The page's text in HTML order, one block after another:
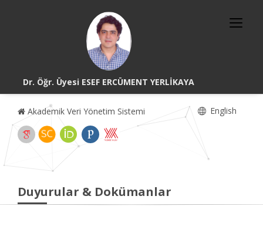
Dr. Öğr. Üyesi ESEF ERCÜMENT YERLİKAYA
Akademik Veri Yönetim Sistemi English
Duyurular & Dokümanlar